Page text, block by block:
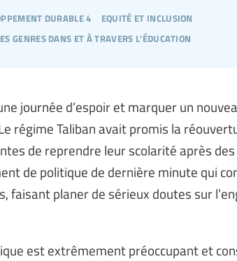
durable 4 equité et inclusion
genres dans et à travers l’éducation
journée d’espoir et marquer un
régime Taliban avait promis la
de reprendre leur scolarité après
de politique de dernière minute qui
faisant planer de sérieux doutes sur
est extrêmement préoccupant et